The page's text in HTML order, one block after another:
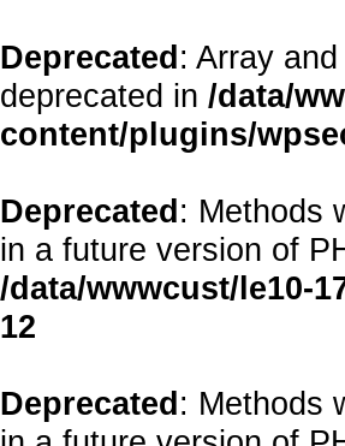
Deprecated: Array
deprecated in /data/
content/plugins/
Deprecated: Methods
in a future version of
/data/wwwcust/le10-
12
Deprecated: Methods